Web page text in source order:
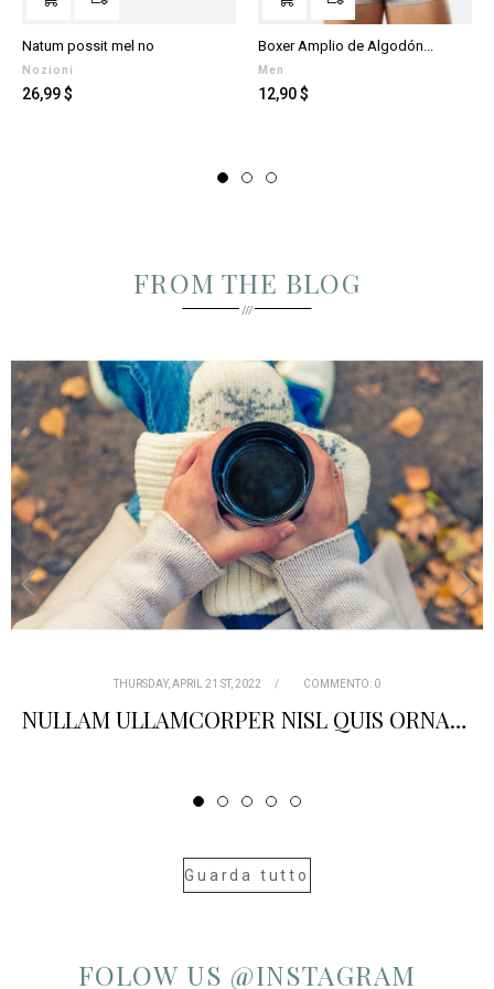
Boxer Amplio de Algodón...
Men
Prezzo
12,90 $
Sujetador Super Push-Up...
Bikini
Prezzo
29,00 $
FROM THE BLOG
THURSDAY,APRIL 21 ST, 2022 COMMENTO:
‹ ›
Guarda tutto
FOLOW US @INSTAGRAM